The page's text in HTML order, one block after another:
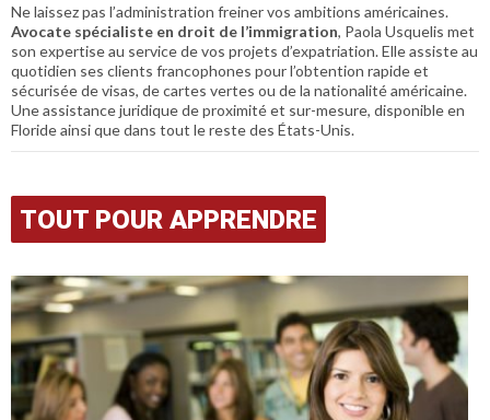
Ne laissez pas l’administration freiner vos ambitions américaines.
Avocate spécialiste en droit de l’immigration, Paola Usquelis met
son expertise au service de vos projets d’expatriation. Elle assiste au
quotidien ses clients francophones pour l’obtention rapide et
sécurisée de visas, de cartes vertes ou de la nationalité américaine.
Une assistance juridique de proximité et sur-mesure, disponible en
Floride ainsi que dans tout le reste des États-Unis.
TOUT POUR APPRENDRE